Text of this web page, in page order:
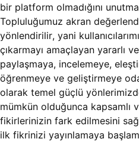
bir platform olmadığını
Topluluğumuz akran
yönlendirilir, yani
çıkarmayı amaçlayan yararlı
paylaşmaya, incelemeye,
öğrenmeye ve geliştirmeye
olarak temel güçlü
mümkün olduğunca kapsamlı
fikirlerinizin fark edilmesini
ilk fikrinizi yayınlamaya